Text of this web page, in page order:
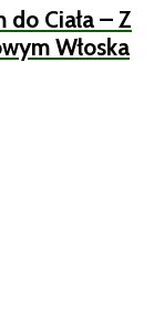
Ciała – Z
Włoska